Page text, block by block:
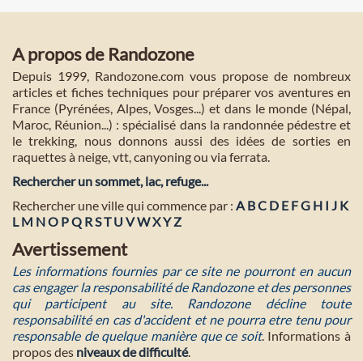
A propos de Randozone
Depuis 1999, Randozone.com vous propose de nombreux
articles et fiches techniques pour préparer vos aventures en
France (Pyrénées, Alpes, Vosges...) et dans le monde (Népal,
Maroc, Réunion...) : spécialisé dans la randonnée pédestre et
le trekking, nous donnons aussi des idées de sorties en
raquettes à neige, vtt, canyoning ou via ferrata.
Rechercher un sommet, lac, refuge...
Rechercher une ville qui commence par : A BC D E FG H I J K
L M NO PQ RST U VWXYZ
Avertissement
Les informations fournies par ce site ne pourront en aucun
cas engager la responsabilité de Randozone et des personnes
qui participent au site. Randozone décline toute
responsabilité en cas d'accident et ne pourra etre tenu pour
responsable de quelque manière que ce soit. Informations à
propos des niveaux de difficulté.